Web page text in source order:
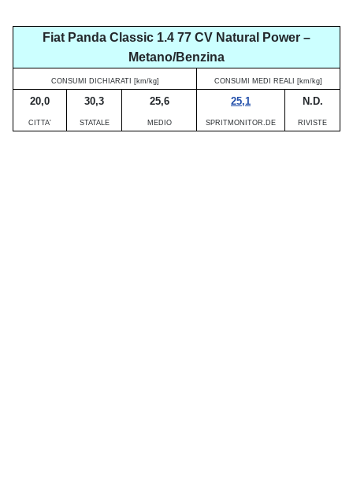
Fiat Panda Classic 1.4 77 CV Natural Power –
Metano/Benzina
CONSUMI DICHIARATI [km/kg] CONSUMI MEDI REALI [km/kg]
20,0 30,3 25,6 25,1 N.D.
CITTA' STATALE MEDIO SPRITMONITOR.DE RIVISTE